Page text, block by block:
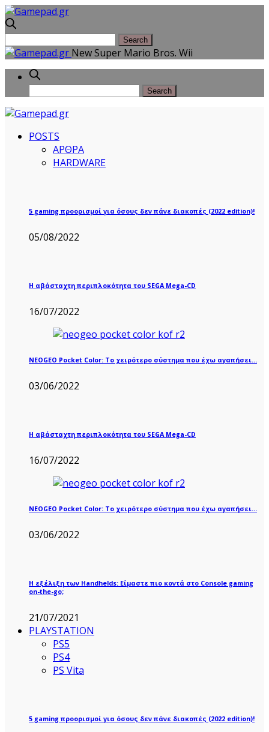
New Super Mario Bros. Wii
POSTS
ΑΡΘΡΑ
HARDWARE
5 gaming προορισμοί για όσους δεν πάνε διακοπές (2022 edition)!
05/08/2022
Η αβάσταχτη περιπλοκότητα του SEGA Mega-CD
16/07/2022
NEOGEO Pocket Color: Το χειρότερο σύστημα που έχω αγαπήσει…
03/06/2022
Η αβάσταχτη περιπλοκότητα του SEGA Mega-CD
16/07/2022
NEOGEO Pocket Color: Το χειρότερο σύστημα που έχω αγαπήσει…
03/06/2022
Η εξέλιξη των Handhelds: Είμαστε πιο κοντά στο Console gaming
on-the-go;
21/07/2021
PLAYSTATION
PS5
PS4
PS Vita
5 gaming προορισμοί για όσους δεν πάνε διακοπές (2022 edition)!